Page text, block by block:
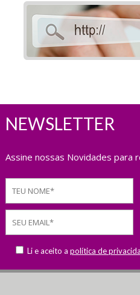
NEWSLETTER
Assine nossas Novidades para
Li e aceito a política de